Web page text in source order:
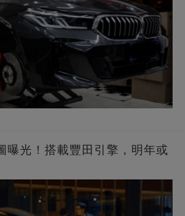
曝光！搭載豐田引擎，明年或